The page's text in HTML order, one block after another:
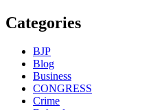
Categories
BJP
Blog
Business
CONGRESS
Crime